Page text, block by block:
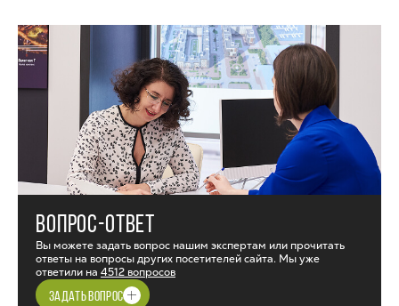
ВОПРОС-ОТВЕТ
Вы можете задать вопрос нашим экспертам или прочитать
ответы на вопросы других посетителей сайта. Мы уже
ответили на 4512 вопросов
ЗАДАТЬ ВОПРОС